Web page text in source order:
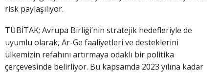
risk paylaşılıyor.
TÜBİTAK; Avrupa Birliği’nin stratejik hedefleriyle de
uyumlu olarak, Ar-Ge faaliyetleri ve desteklerini
ülkemizin refahını artırmaya odaklı bir politika
çerçevesinde belirliyor. Bu kapsamda 2023 yılına kadar